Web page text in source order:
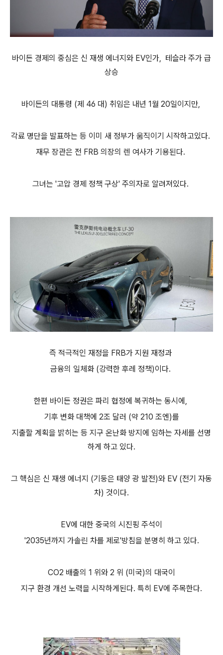
바이든 경제의 중심은 신 재생 에너지와 EV인가, 테슬라 주가 급
상승
바이든의 대통령 (제 46 대) 취임은 내년 1월 20일이지만,
각료 명단을 발표하는 등 이미 새 정부가 움직이기 시작하고있다.
재무 장관은 전 FRB 의장의 렌 여사가 기용된다.
그녀는 '고압 경제 정책 구상' 주의자로 알려져있다.
즉 적극적인 재정을 FRB가 지원 재정과
금융의 일체화 (강력한 후레 정책)이다.
한편 바이든 정권은 파리 협정에 복귀하는 동시에,
기후 변화 대책에 2조 달러 (약 210 조엔)를
지출할 계획을 밝히는 등 지구 온난화 방지에 임하는 자세를 선명
하게 하고 있다.
그 핵심은 신 재생 에너지 (기둥은 태양 광 발전)와 EV (전기 자동
차) 것이다.
EV에 대한 중국의 시진핑 주석이
'2035년까지 가솔린 차를 제로'방침을 분명히 하고 있다.
CO2 배출의 1 위와 2 위 (미국)의 대국이
지구 환경 개선 노력을 시작하게된다. 특히 EV에 주목한다.